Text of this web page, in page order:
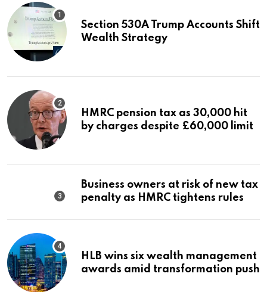
Section 530A Trump Accounts Shift
Wealth Strategy
HMRC pension tax as 30,000 hit
by charges despite £60,000 limit
Business owners at risk of new tax
penalty as HMRC tightens rules
HLB wins six wealth management
awards amid transformation push